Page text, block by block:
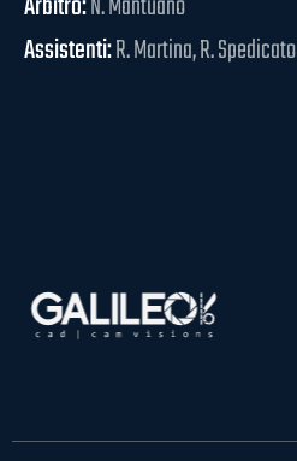
Assistenti:R. Martina, R. Spedicato